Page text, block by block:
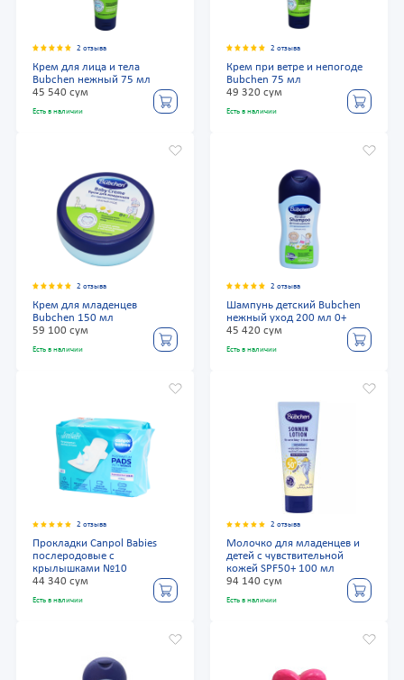
2 отзыва
Крем для лица и тела
Bubchen нежный 75 мл
45 540 сум
Есть в наличии
2 отзыва
Крем при ветре и непогоде
Bubchen 75 мл
49 320 сум
Есть в наличии
2 отзыва
Крем для младенцев
Bubchen 150 мл
59 100 сум
Есть в наличии
2 отзыва
Шампунь детский Bubchen
нежный уход 200 мл 0+
45 420 сум
Есть в наличии
2 отзыва
Прокладки Canpol Babies
послеродовые с
крылышками №10
44 340 сум
Есть в наличии
2 отзыва
Молочко для младенцев и
детей с чувствительной
кожей SPF50+ 100 мл
94 140 сум
Есть в наличии